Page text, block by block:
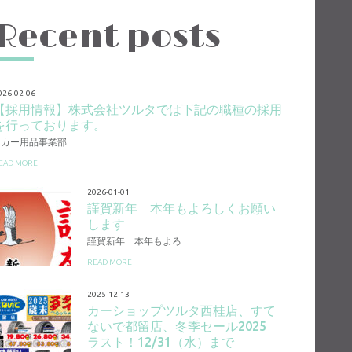
posts
02-06
採用情報】株式会社ツルタでは下記の職種の採用
行っております。
ー用品事業部 …
MORE
2026-01-01
謹賀新年 本年もよろしくお願い
します
謹賀新年 本年もよろ…
READ MORE
2025-12-13
カーショップツルタ西桂店、すて
ないで都留店、冬季セール2025
ラスト！12/31（水）まで